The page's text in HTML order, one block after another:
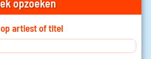
opzoeken
artiest of titel